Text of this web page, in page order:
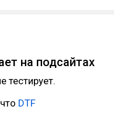
на подсайтах
тестирует.
DTF